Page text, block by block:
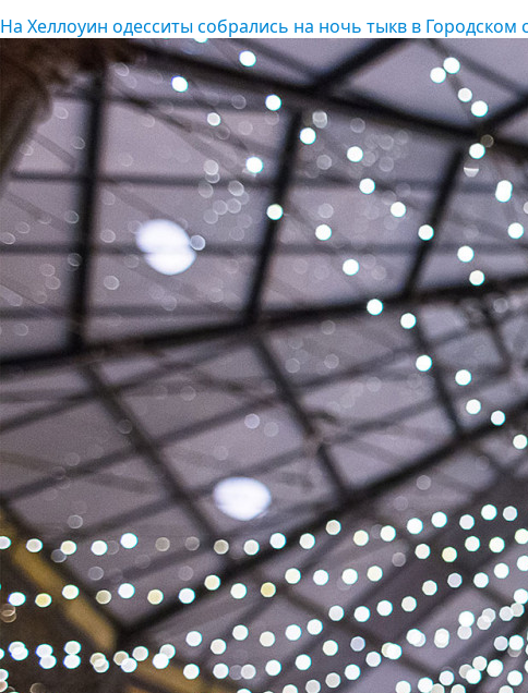
На Хеллоуин одесситы собрались на ночь тыкв в Городском